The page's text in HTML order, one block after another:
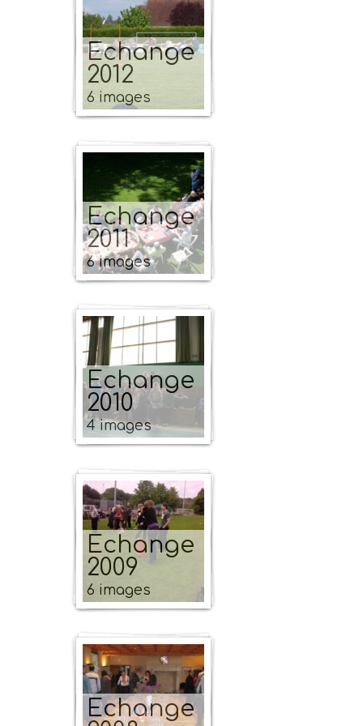
Echange
2012
6 images
Echange
2011
6 images
Echange
2010
4 images
Echange
2009
6 images
Echange